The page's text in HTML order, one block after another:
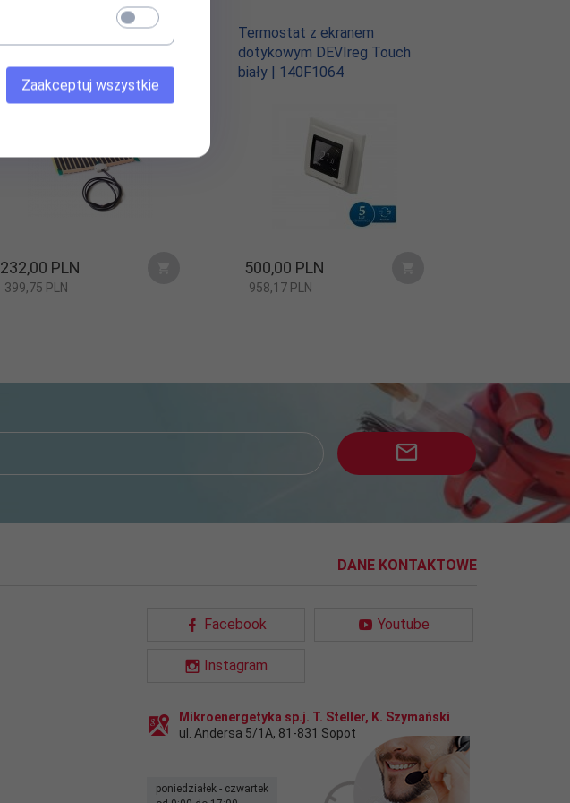
Folia grzejna DEVIfoil 40W
232,00 PLN
399,75 PLN
Termostat z ekranem
dotykowym DEVIreg Touch
biały | 140F1064
500,00 PLN
958,17 PLN
DANE KONTAKTOWE
Facebook Youtube
Instagram
Mikroenergetyka sp.j. T. Steller, K. Szymański
ul. Andersa 5/1A, 81-831 Sopot
poniedziałek - czwartek
Zaakceptuj wszystkie